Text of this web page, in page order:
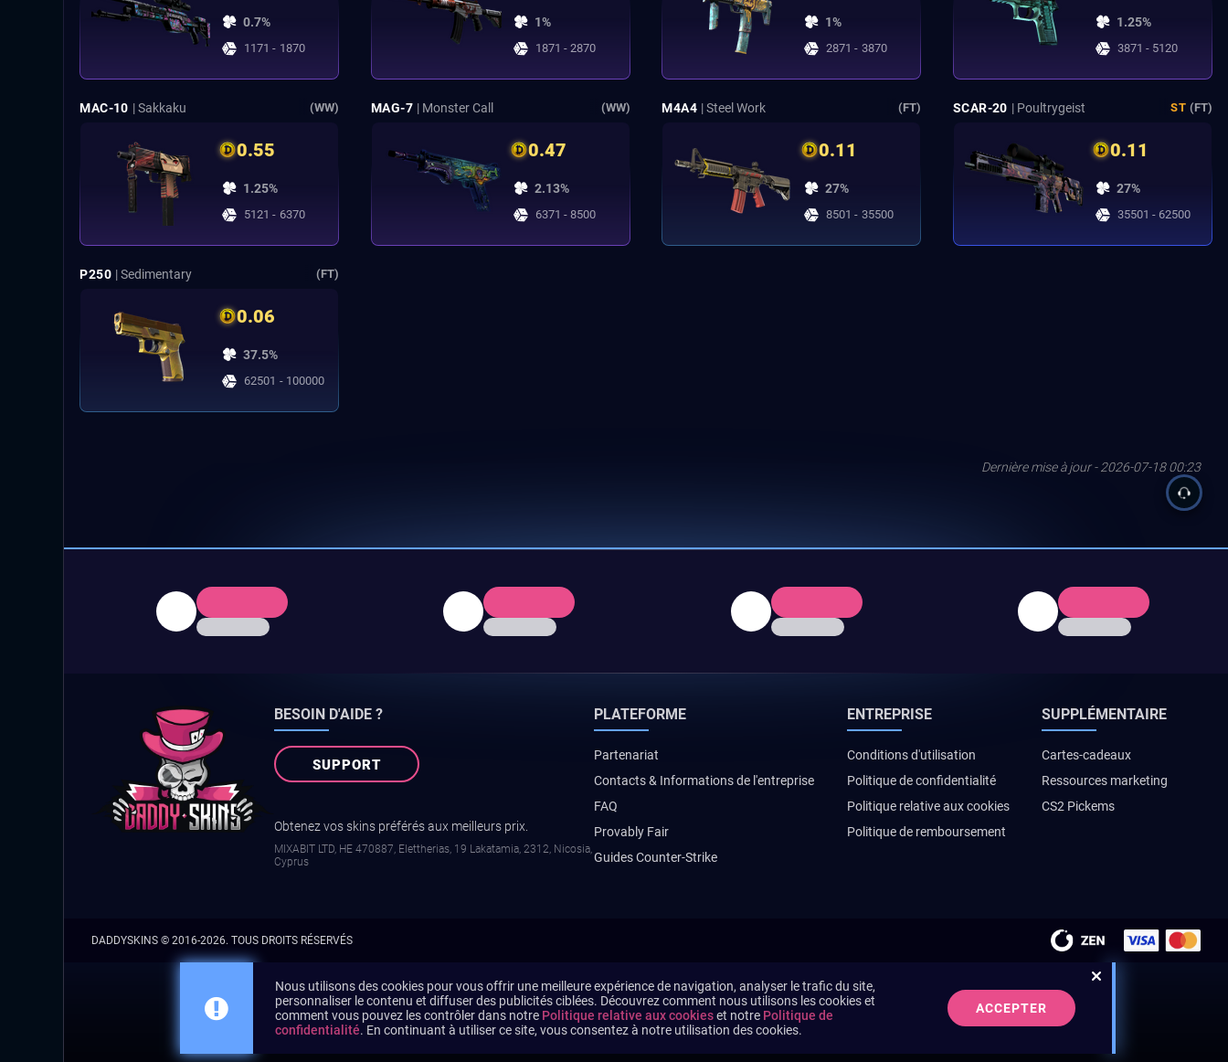
0.7%
1171 - 1870
1%
1871 - 2870
1%
2871 - 3870
1.25%
3871 - 5120
MAC-10 | Sakkaku (WW)
0.55
1.25%
5121 - 6370
MAG-7 | Monster Call (WW)
0.47
2.13%
6371 - 8500
M4A4 | Steel Work (FT)
0.11
27%
8501 - 35500
SCAR-20 | Poultrygeist ST (FT)
0.11
27%
35501 - 62500
P250 | Sedimentary (FT)
0.06
37.5%
62501 - 100000
Dernière mise à jour - 2026-07-18 00:23
BESOIN D'AIDE ?
SUPPORT
Obtenez vos skins préférés aux meilleurs prix.
MIXABIT LTD, ΗΕ 470887, Elettherias, 19 Lakatamia, 2312, Nicosia,
Cyprus
PLATEFORME
Partenariat
Contacts & Informations de l'entreprise
FAQ
Provably Fair
Guides Counter-Strike
ENTREPRISE
Conditions d'utilisation
Politique de confidentialité
Politique relative aux cookies
Politique de remboursement
SUPPLÉMENTAIRE
Cartes-cadeaux
Ressources marketing
CS2 Pickems
DADDYSKINS © 2016-2026. TOUS DROITS RÉSERVÉS
Nous utilisons des cookies pour vous offrir une meilleure expérience de navigation, analyser le trafic du site,
personnaliser le contenu et diffuser des publicités ciblées. Découvrez comment nous utilisons les cookies et
comment vous pouvez les contrôler dans notre Politique relative aux cookieset notre Politique de
confidentialité. En continuant à utiliser ce site, vous consentez à notre utilisation des cookies.
ACCEPTER